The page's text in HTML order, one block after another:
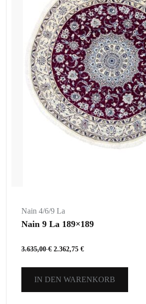
Nain 4/6/9 La
Nain 9 La 189×189
3.635,00€ 2.362,75 €
IN DEN WARENKORB